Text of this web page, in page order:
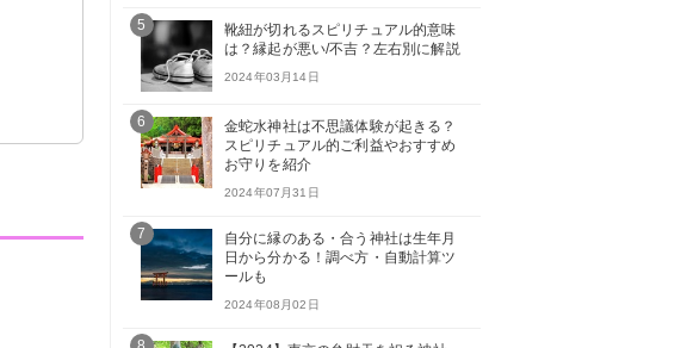
5
靴紐が切れるスピリチュアル的意味
は？縁起が悪い/不吉？左右別に解説
2024年03月14日
6
金蛇水神社は不思議体験が起きる？
スピリチュアル的ご利益やおすすめ
お守りを紹介
2024年07月31日
7
自分に縁のある・合う神社は生年月
日から分かる！調べ方・自動計算ツ
ールも
2024年08月02日